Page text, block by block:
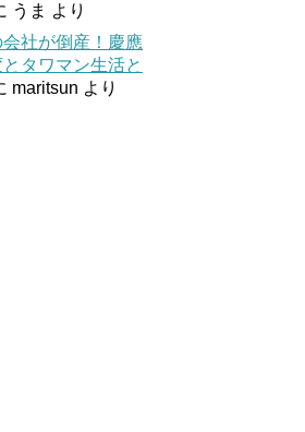
うま より
社が倒産！慶應
タワマン生活と
maritsun より